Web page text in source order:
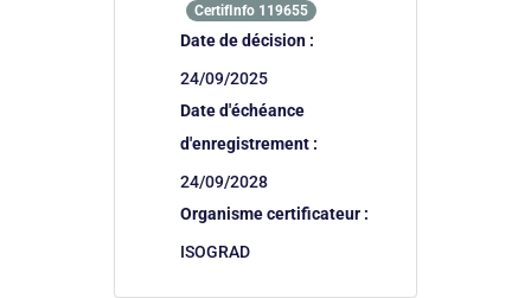
CertifInfo 119655
Date de décision :
24/09/2025
Date d'échéance
d'enregistrement :
24/09/2028
Organisme certificateur :
ISOGRAD